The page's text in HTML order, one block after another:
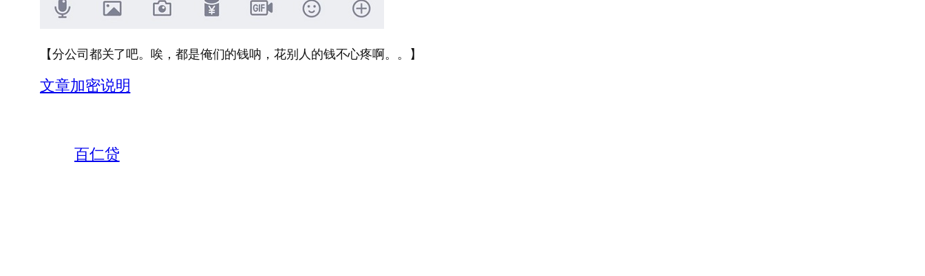
【分公司都关了吧。唉，都是俺们的钱呐，花别人的钱不心疼啊。。】
文章加密说明
百仁贷